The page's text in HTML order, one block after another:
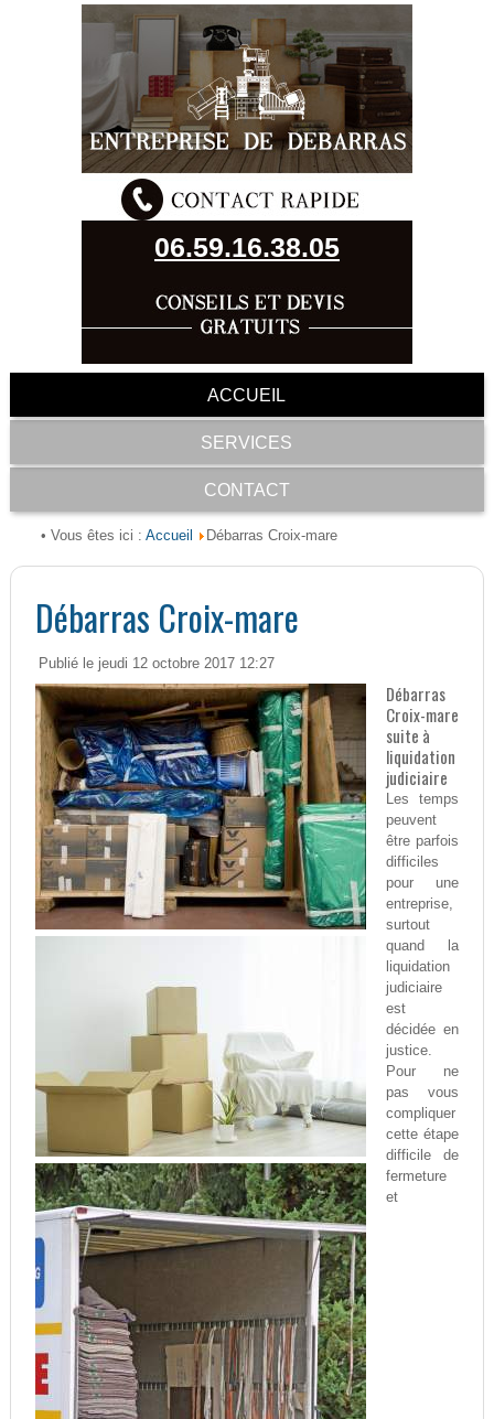
06.59.16.38.05
ACCUEIL
SERVICES
CONTACT
• Vous êtes ici : Accueil Débarras Croix-mare
Débarras Croix-mare
Publié le jeudi 12 octobre 2017 12:27
Débarras
Croix-mare
suite à
liquidation
judiciaire
Les temps
peuvent
être parfois
difficiles
pour une
entreprise,
surtout
quand la
liquidation
judiciaire
est
décidée en
justice.
Pour ne
pas vous
compliquer
cette étape
difficile de
fermeture
et